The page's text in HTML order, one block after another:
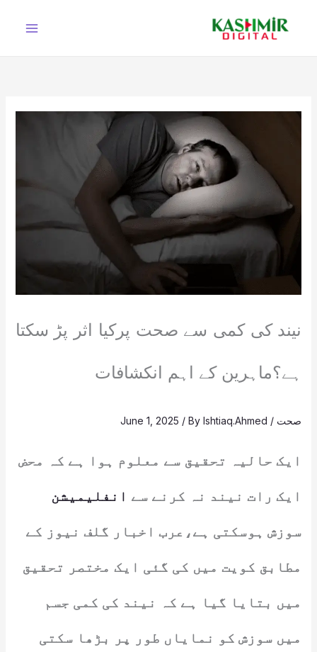
نیند کی کمی سے صحت پرکیا اثر پڑ سکتا
ہے؟ماہرین کے اہم انکشافات
صحت /
June 1, 2025 / ByIshtiaq.Ahmed
ایک حالیہ تحقیق سے معلوم ہوا ہے کہ محض
ایک رات نیند نہ کرنے سے انفلیمیشن
سوزش ہوسکتی ہے،عرب اخبار گلف نیوز کے
مطابق کویت میں کی گئی ایک مختصر تحقیق
میں بتایا گیا ہے کہ نیند کی کمی جسم
میں سوزش کو نمایاں طور پر بڑھا سکتی